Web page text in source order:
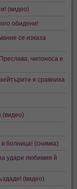
(видео)
обидени!
се изказа
чипоноса е
я сравниха
(видео)
болница! (снимка)
удари любимия й
(видео)